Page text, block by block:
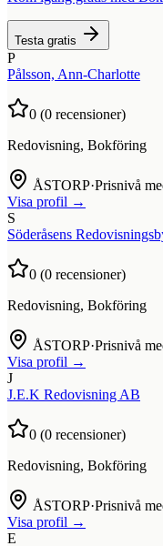
Testa gratis
P
Pålsson, Ann-Charlotte
0 (0 recensioner)
Redovisning, Bokföring
ÅSTORP·Prisnivå
Visa profil →
S
Söderåsens
0 (0 recensioner)
Redovisning, Bokföring
ÅSTORP·Prisnivå
Visa profil →
J
J.E.K Redovisning AB
0 (0 recensioner)
Redovisning, Bokföring
ÅSTORP·Prisnivå
Visa profil →
E